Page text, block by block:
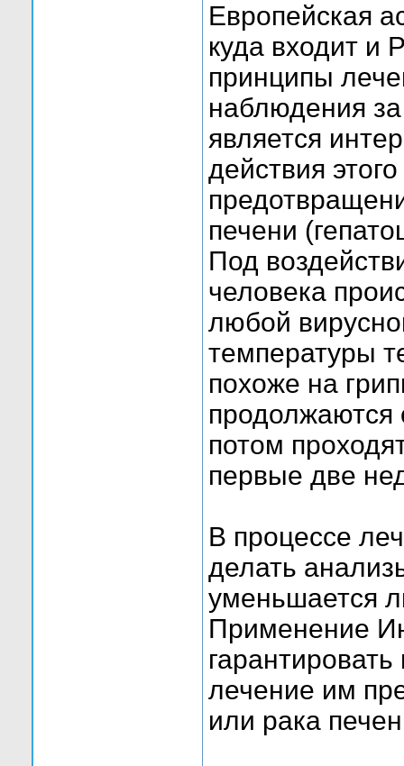
Европейская
куда входит и
принципы
наблюдения
является
действия
печени
Под
человека
любой
температуры
похоже на
продолжаются
потом
первые две
В процессе
делать
уменьшается
Применение
лечение им
или рака